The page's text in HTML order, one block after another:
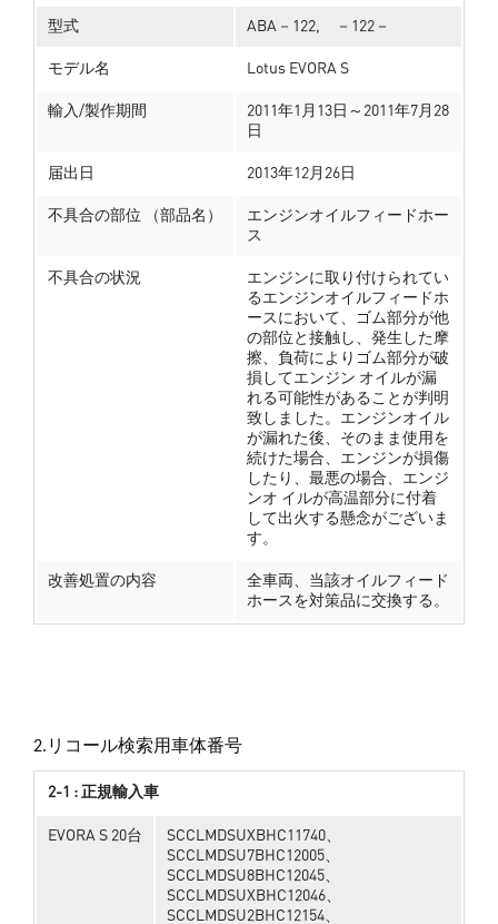
型式 ABA－122, －122－
モデル名 Lotus EVORA S
輸入/製作期間
2011年1月13日～2011年7月28
日
届出日 2013年12月26日
不具合の部位 （部品名）
エンジンオイルフィードホー
ス
不具合の状況
エンジンに取り付けられてい
るエンジンオイルフィードホ
ースにおいて、ゴム部分が他
の部位と接触し、発生した摩
擦、負荷によりゴム部分が破
損してエンジン オイルが漏
れる可能性があることが判明
致しました。エンジンオイル
が漏れた後、そのまま使用を
続けた場合、エンジンが損傷
したり、最悪の場合、エンジ
ンオ イルが高温部分に付着
して出火する懸念がございま
す。
改善処置の内容
全車両、当該オイルフィード
ホースを対策品に交換する。
2.リコール検索用車体番号
2-1 : 正規輸入車
EVORA S 20台
SCCLMDSUXBHC11740、
SCCLMDSU7BHC12005、
SCCLMDSU8BHC12045、
SCCLMDSUXBHC12046、
SCCLMDSU2BHC12154、